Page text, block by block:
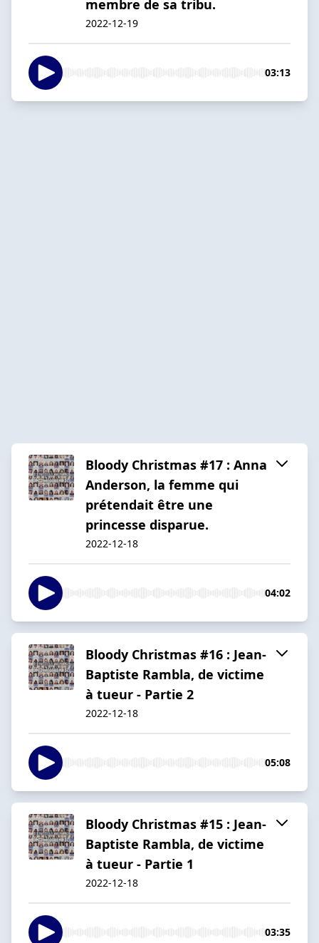
membre de sa tribu.
2022-12-19
03:13
Bloody Christmas #17 : Anna
Anderson, la femme qui
prétendait être une
princesse disparue.
2022-12-18
04:02
Bloody Christmas #16 : Jean-
Baptiste Rambla, de victime
à tueur - Partie 2
2022-12-18
05:08
Bloody Christmas #15 : Jean-
Baptiste Rambla, de victime
à tueur - Partie 1
2022-12-18
03:35